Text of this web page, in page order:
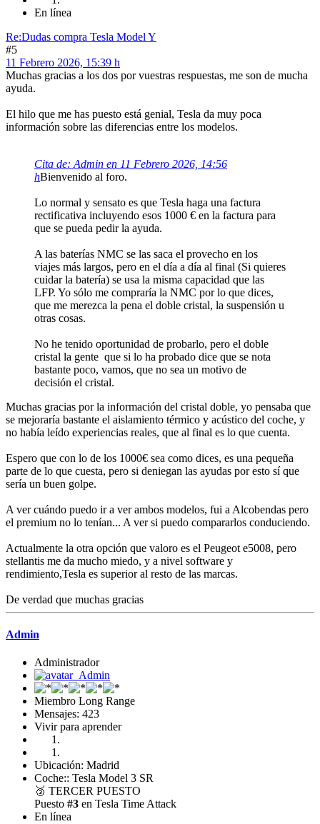
En línea
Re:Dudas compra Tesla Model Y
#5
11 Febrero 2026, 15:39 h
Muchas gracias a los dos por vuestras respuestas, me son de mucha
ayuda.
El hilo que me has puesto está genial, Tesla da muy poca
información sobre las diferencias entre los modelos.
Cita de: Admin en 11 Febrero 2026, 14:56
hBienvenido al foro.
Lo normal y sensato es que Tesla haga una factura
rectificativa incluyendo esos 1000 € en la factura para
que se pueda pedir la ayuda.
A las baterías NMC se las saca el provecho en los
viajes más largos, pero en el día a día al final (Si quieres
cuidar la batería) se usa la misma capacidad que las
LFP. Yo sólo me compraría la NMC por lo que dices,
que me merezca la pena el doble cristal, la suspensión u
otras cosas.
No he tenido oportunidad de probarlo, pero el doble
cristal la gente que si lo ha probado dice que se nota
bastante poco, vamos, que no sea un motivo de
decisión el cristal.
Muchas gracias por la información del cristal doble, yo pensaba que
se mejoraría bastante el aislamiento térmico y acústico del coche, y
no había leído experiencias reales, que al final es lo que cuenta.
Espero que con lo de los 1000€ sea como dices, es una pequeña
parte de lo que cuesta, pero si deniegan las ayudas por esto sí que
sería un buen golpe.
A ver cuándo puedo ir a ver ambos modelos, fui a Alcobendas pero
el premium no lo tenían... A ver si puedo compararlos conduciendo.
Actualmente la otra opción que valoro es el Peugeot e5008, pero
stellantis me da mucho miedo, y a nivel software y
rendimiento,Tesla es superior al resto de las marcas.
De verdad que muchas gracias
Admin
Administrador
Miembro Long Range
Mensajes: 423
Vivir para aprender
Ubicación: Madrid
Coche:: Tesla Model 3 SR
🥉 TERCER PUESTO
Puesto #3 en Tesla Time Attack
En línea